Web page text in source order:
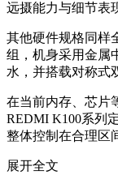
远摄能力与细节表
其他硬件规格同样
组，机身采用金属
水，并搭载对称式
在当前内存、芯片
REDMI K100系列
整体控制在合理区
展开全文